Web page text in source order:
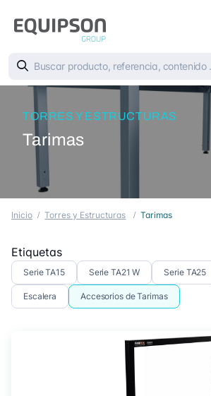
TORRES Y ESTRUCTURAS
Tarimas
Inicio Torres y Estructuras Tarimas
Etiquetas
Serie TA15 Serie TA21 W Serie TA25
Escalera Accesorios de Tarimas